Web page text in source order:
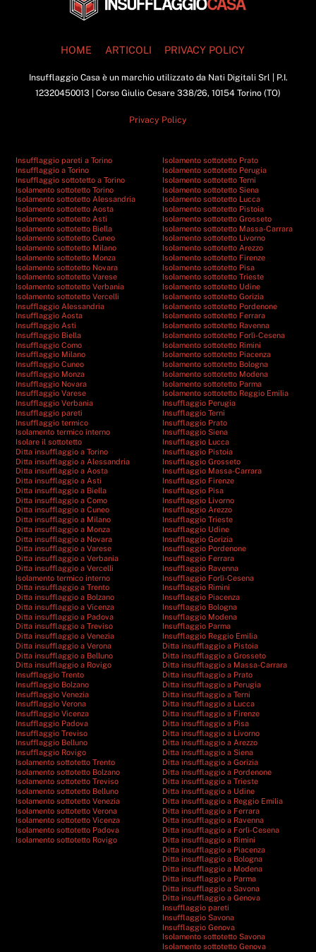
To
HOME
ARTICOLI PRIVACY POLICY
Insufflaggio Casa è un marchio utilizzato da Nati Digitali Srl | P.I.
12320450013 | Corso Giulio Cesare 338/26, 10154 Torino (TO)
Privacy Policy
Insufflaggio pareti a Torino
Insufflaggio a Torino
Insufflaggio sottotetto a Torino
Isolamento sottotetto Torino
Isolamento sottotetto Alessandria
Isolamento sottotetto Aosta
Isolamento sottotetto Asti
Isolamento sottotetto Biella
Isolamento sottotetto Cuneo
Isolamento sottotetto Milano
Isolamento sottotetto Monza
Isolamento sottotetto Novara
Isolamento sottotetto Varese
Isolamento sottotetto Verbania
Isolamento sottotetto Vercelli
Insufflaggio Alessandria
Insufflaggio Aosta
Insufflaggio Asti
Insufflaggio Biella
Insufflaggio Como
Insufflaggio Milano
Insufflaggio Cuneo
Insufflaggio Monza
Insufflaggio Novara
Insufflaggio Varese
Insufflaggio Verbania
Insufflaggio pareti
Insufflaggio termico
Isolamento termico interno
Isolare il sottotetto
Ditta insufflaggio a Torino
Ditta insufflaggio a Alessandria
Ditta insufflaggio a Aosta
Ditta insufflaggio a Asti
Ditta insufflaggio a Biella
Ditta insufflaggio a Como
Ditta insufflaggio a Cuneo
Ditta insufflaggio a Milano
Ditta insufflaggio a Monza
Ditta insufflaggio a Novara
Ditta insufflaggio a Varese
Ditta insufflaggio a Verbania
Ditta insufflaggio a Vercelli
Isolamento termico interno
Ditta insufflaggio a Trento
Ditta insufflaggio a Bolzano
Ditta insufflaggio a Vicenza
Ditta insufflaggio a Padova
Ditta insufflaggio a Treviso
Ditta insufflaggio a Venezia
Ditta insufflaggio a Verona
Ditta insufflaggio a Belluno
Ditta insufflaggio a Rovigo
Insufflaggio Trento
Insufflaggio Bolzano
Insufflaggio Venezia
Insufflaggio Verona
Insufflaggio Vicenza
Insufflaggio Padova
Insufflaggio Treviso
Insufflaggio Belluno
Insufflaggio Rovigo
Isolamento sottotetto Trento
Isolamento sottotetto Bolzano
Isolamento sottotetto Treviso
Isolamento sottotetto Belluno
Isolamento sottotetto Venezia
Isolamento sottotetto Verona
Isolamento sottotetto Vicenza
Isolamento sottotetto Padova
Isolamento sottotetto Rovigo
Isolamento sottotetto Prato
Isolamento sottotetto Perugia
Isolamento sottotetto Terni
Isolamento sottotetto Siena
Isolamento sottotetto Lucca
Isolamento sottotetto Pistoia
Isolamento sottotetto Grosseto
Isolamento sottotetto Massa-Carrara
Isolamento sottotetto Livorno
Isolamento sottotetto Arezzo
Isolamento sottotetto Firenze
Isolamento sottotetto Pisa
Isolamento sottotetto Trieste
Isolamento sottotetto Udine
Isolamento sottotetto Gorizia
Isolamento sottotetto Pordenone
Isolamento sottotetto Ferrara
Isolamento sottotetto Ravenna
Isolamento sottotetto Forlì-Cesena
Isolamento sottotetto Rimini
Isolamento sottotetto Piacenza
Isolamento sottotetto Bologna
Isolamento sottotetto Modena
Isolamento sottotetto Parma
Isolamento sottotetto Reggio Emilia
Insufflaggio Perugia
Insufflaggio Terni
Insufflaggio Prato
Insufflaggio Siena
Insufflaggio Lucca
Insufflaggio Pistoia
Insufflaggio Grosseto
Insufflaggio Massa-Carrara
Insufflaggio Firenze
Insufflaggio Pisa
Insufflaggio Livorno
Insufflaggio Arezzo
Insufflaggio Trieste
Insufflaggio Udine
Insufflaggio Gorizia
Insufflaggio Pordenone
Insufflaggio Ferrara
Insufflaggio Ravenna
Insufflaggio Forlì-Cesena
Insufflaggio Rimini
Insufflaggio Piacenza
Insufflaggio Bologna
Insufflaggio Modena
Insufflaggio Parma
Insufflaggio Reggio Emilia
Ditta insufflaggio a Pistoia
Ditta insufflaggio a Grosseto
Ditta insufflaggio a Massa-Carrara
Ditta insufflaggio a Prato
Ditta insufflaggio a Perugia
Ditta insufflaggio a Terni
Ditta insufflaggio a Lucca
Ditta insufflaggio a Firenze
Ditta insufflaggio a Pisa
Ditta insufflaggio a Livorno
Ditta insufflaggio a Arezzo
Ditta insufflaggio a Siena
Ditta insufflaggio a Gorizia
Ditta insufflaggio a Pordenone
Ditta insufflaggio a Trieste
Ditta insufflaggio a Udine
Ditta insufflaggio a Reggio Emilia
Ditta insufflaggio a Ferrara
Ditta insufflaggio a Ravenna
Ditta insufflaggio a Forlì-Cesena
Ditta insufflaggio a Rimini
Ditta insufflaggio a Piacenza
Ditta insufflaggio a Bologna
Ditta insufflaggio a Modena
Ditta insufflaggio a Parma
Ditta insufflaggio a Savona
Ditta insufflaggio a Genova
Insufflaggio pareti
Insufflaggio Savona
Insufflaggio Genova
Isolamento sottotetto Savona
Isolamento sottotetto Genova